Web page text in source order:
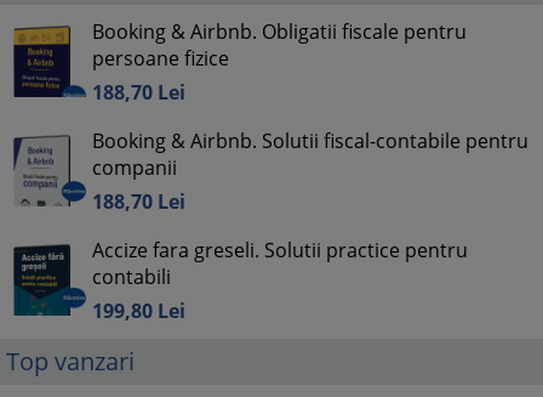
Booking & Airbnb. Obligatii fiscale pentru
persoane fizice
188,70 Lei
Booking & Airbnb. Solutii fiscal-contabile pentru
companii
188,70 Lei
Accize fara greseli. Solutii practice pentru
contabili
199,80 Lei
Top vanzari